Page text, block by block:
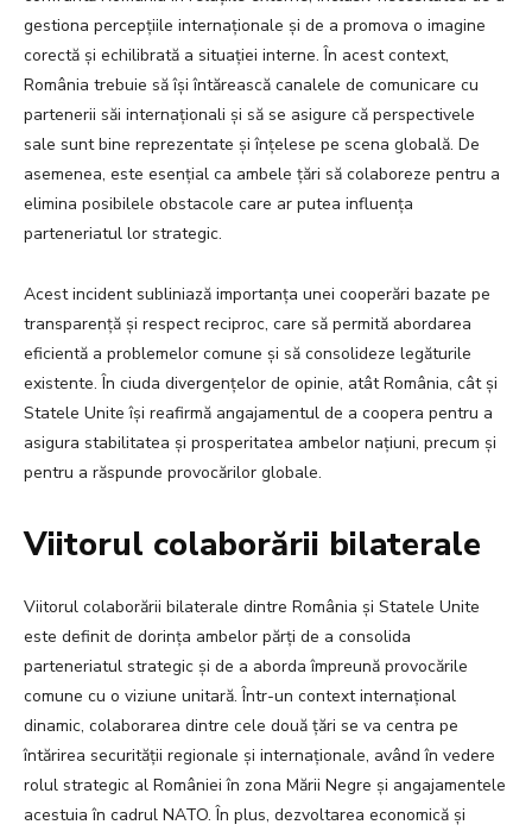
gestiona percepțiile internaționale și de a promova o imagine
corectă și echilibrată a situației interne. În acest context,
România trebuie să își întărească canalele de comunicare cu
partenerii săi internaționali și să se asigure că perspectivele
sale sunt bine reprezentate și înțelese pe scena globală. De
asemenea, este esențial ca ambele țări să colaboreze pentru a
elimina posibilele obstacole care ar putea influența
parteneriatul lor strategic.
Acest incident subliniază importanța unei cooperări bazate pe
transparență și respect reciproc, care să permită abordarea
eficientă a problemelor comune și să consolideze legăturile
existente. În ciuda divergențelor de opinie, atât România, cât și
Statele Unite își reafirmă angajamentul de a coopera pentru a
asigura stabilitatea și prosperitatea ambelor națiuni, precum și
pentru a răspunde provocărilor globale.
Viitorul colaborării bilaterale
Viitorul colaborării bilaterale dintre România și Statele Unite
este definit de dorința ambelor părți de a consolida
parteneriatul strategic și de a aborda împreună provocările
comune cu o viziune unitară. Într-un context internațional
dinamic, colaborarea dintre cele două țări se va centra pe
întărirea securității regionale și internaționale, având în vedere
rolul strategic al României în zona Mării Negre și angajamentele
acestuia în cadrul NATO. În plus, dezvoltarea economică și